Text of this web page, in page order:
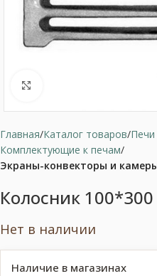
Главная Каталог товаров
Комплектующие к печам
Экраны-конвекторы и
Колосник 100*300
Нет в наличии
Наличие в магазинах